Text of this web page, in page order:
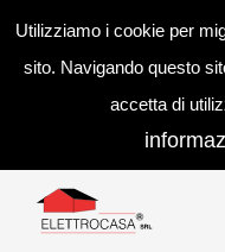
Utilizziamo i cookie per
sito. Navigando questo
accetta di